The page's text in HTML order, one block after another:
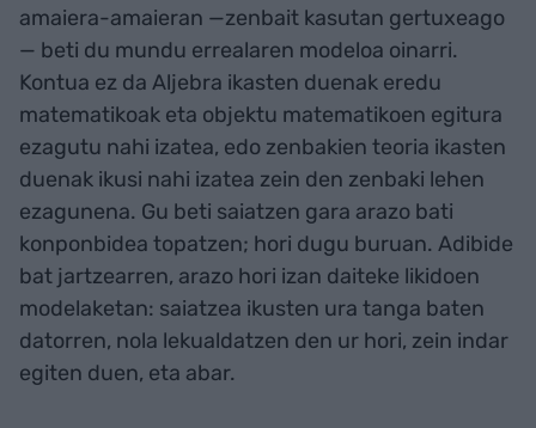
amaiera-amaieran —zenbait kasutan gertuxeago
— beti du mundu errealaren modeloa oinarri.
Kontua ez da Aljebra ikasten duenak eredu
matematikoak eta objektu matematikoen egitura
ezagutu nahi izatea, edo zenbakien teoria ikasten
duenak ikusi nahi izatea zein den zenbaki lehen
ezagunena. Gu beti saiatzen gara arazo bati
konponbidea topatzen; hori dugu buruan. Adibide
bat jartzearren, arazo hori izan daiteke likidoen
modelaketan: saiatzea ikusten ura tanga baten
datorren, nola lekualdatzen den ur hori, zein indar
egiten duen, eta abar.